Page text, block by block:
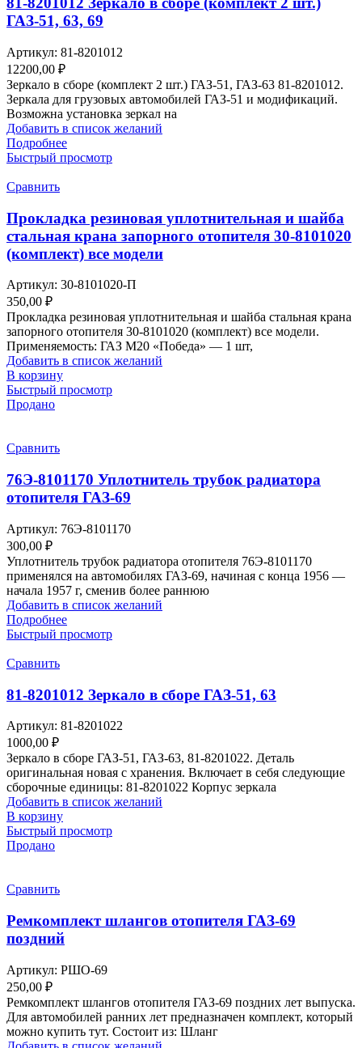
ГАЗ-51, 63, 69
Артикул: 81-8201012
12200,00 ₽
Зеркало в сборе (комплект 2 шт.) ГАЗ-51, ГАЗ-63 81-8201012.
Зеркала для грузовых автомобилей ГАЗ-51 и модификаций.
Возможна установка зеркал на
Добавить в список желаний
Подробнее
Быстрый просмотр
Сравнить
Прокладка резиновая уплотнительная и шайба
стальная крана запорного отопителя 30-8101020
(комплект) все модели
Артикул: 30-8101020-П
350,00 ₽
Прокладка резиновая уплотнительная и шайба стальная крана
запорного отопителя 30-8101020 (комплект) все модели.
Применяемость: ГАЗ М20 «Победа» — 1 шт,
Добавить в список желаний
В корзину
Быстрый просмотр
Продано
Сравнить
76Э-8101170 Уплотнитель трубок радиатора
отопителя ГАЗ-69
Артикул: 76Э-8101170
300,00 ₽
Уплотнитель трубок радиатора отопителя 76Э-8101170
применялся на автомобилях ГАЗ-69, начиная с конца 1956 —
начала 1957 г, сменив более раннюю
Добавить в список желаний
Подробнее
Быстрый просмотр
Сравнить
81-8201012 Зеркало в сборе ГАЗ-51, 63
Артикул: 81-8201022
1000,00 ₽
Зеркало в сборе ГАЗ-51, ГАЗ-63, 81-8201022. Деталь
оригинальная новая с хранения. Включает в себя следующие
сборочные единицы: 81-8201022 Корпус зеркала
Добавить в список желаний
В корзину
Быстрый просмотр
Продано
Сравнить
Ремкомплект шлангов отопителя ГАЗ-69
поздний
Артикул: РШО-69
250,00 ₽
Ремкомплект шлангов отопителя ГАЗ-69 поздних лет выпуска.
Для автомобилей ранних лет предназначен комплект, который
можно купить тут. Состоит из: Шланг